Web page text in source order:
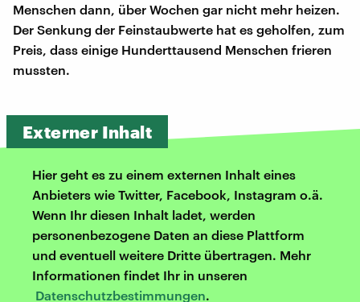
Menschen dann, über Wochen gar nicht mehr heizen.
Der Senkung der Feinstaubwerte hat es geholfen, zum
Preis, dass einige Hunderttausend Menschen frieren
mussten.
Externer Inhalt
Hier geht es zu einem externen Inhalt eines
Anbieters wie Twitter, Facebook, Instagram o.ä.
Wenn Ihr diesen Inhalt ladet, werden
personenbezogene Daten an diese Plattform
und eventuell weitere Dritte übertragen. Mehr
Informationen findet Ihr in unseren
Datenschutzbestimmungen.